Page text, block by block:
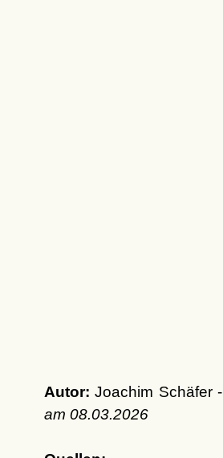
Autor: Joachim Schäfer -
am 08.03.2026